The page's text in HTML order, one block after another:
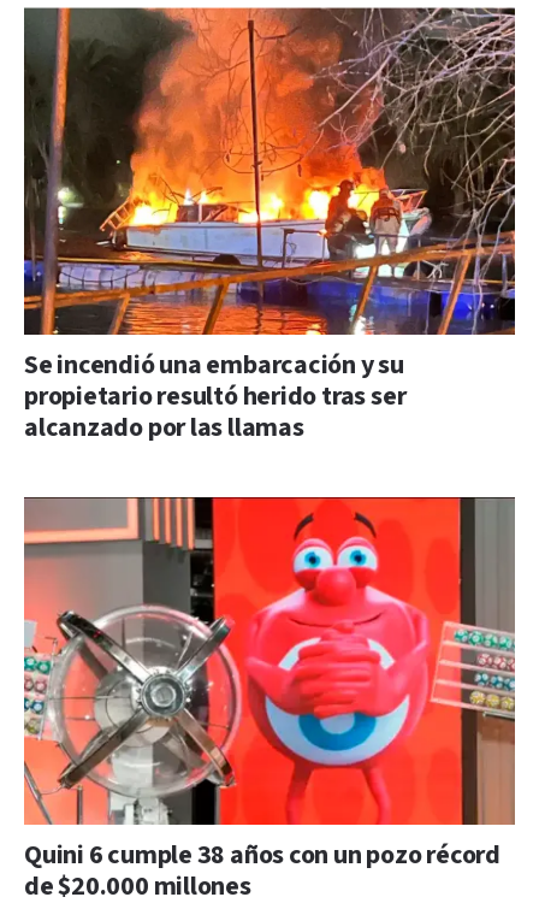
Se incendió una embarcación y su
propietario resultó herido tras ser
alcanzado por las llamas
Quini 6 cumple 38 años con un pozo récord
de $20.000 millones